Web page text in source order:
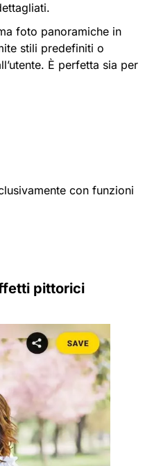
foto panoramiche in
stili predefiniti o
È perfetta sia per
con funzioni
pittorici